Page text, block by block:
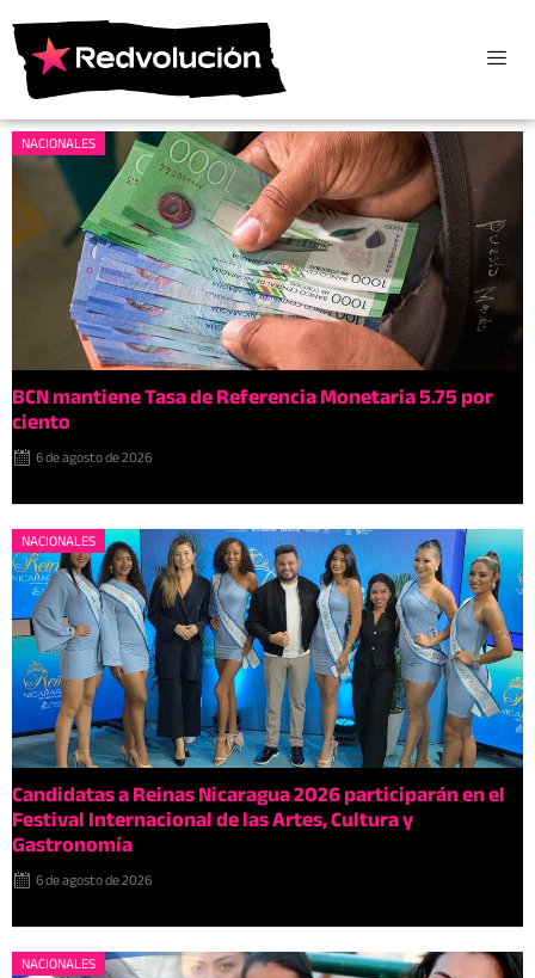
NACIONALES
BCN mantiene Tasa de Referencia Monetaria 5.75 por
ciento
6 de agosto de 2026
NACIONALES
Candidatas a Reinas Nicaragua 2026 participarán en el
Festival Internacional de las Artes, Cultura y
Gastronomía
6 de agosto de 2026
NACIONALES